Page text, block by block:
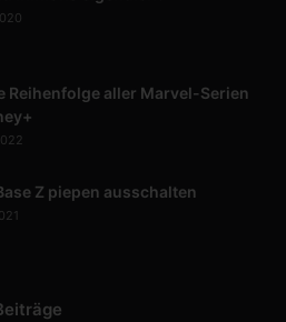
Reihenfolge aller Marvel-Serien
Z piepen ausschalten